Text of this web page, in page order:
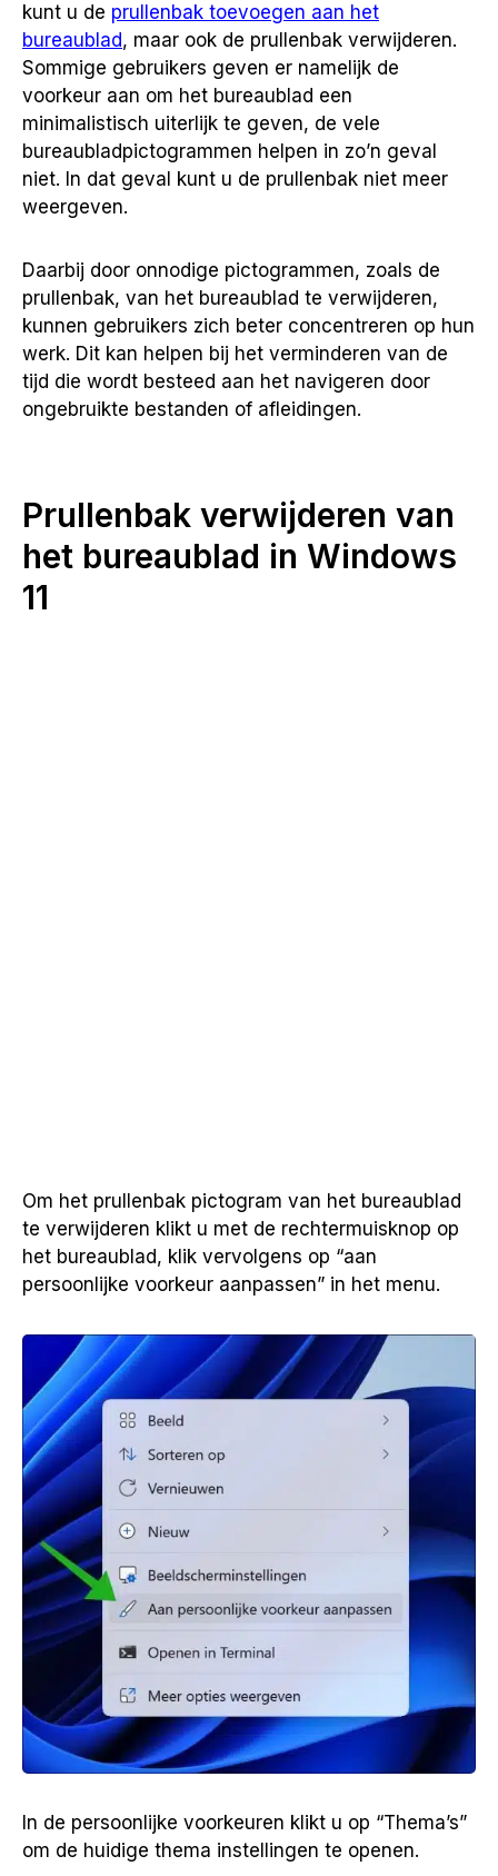
kunt u de prullenbak toevoegen aan het
bureaublad, maar ook de prullenbak verwijderen.
Sommige gebruikers geven er namelijk de
voorkeur aan om het bureaublad een
minimalistisch uiterlijk te geven, de vele
bureaubladpictogrammen helpen in zo’n geval
niet. In dat geval kunt u de prullenbak niet meer
weergeven.
Daarbij door onnodige pictogrammen, zoals de
prullenbak, van het bureaublad te verwijderen,
kunnen gebruikers zich beter concentreren op hun
werk. Dit kan helpen bij het verminderen van de
tijd die wordt besteed aan het navigeren door
ongebruikte bestanden of afleidingen.
Prullenbak verwijderen van
het bureaublad in Windows
11
Om het prullenbak pictogram van het bureaublad
te verwijderen klikt u met de rechtermuisknop op
het bureaublad, klik vervolgens op “aan
persoonlijke voorkeur aanpassen” in het menu.
In de persoonlijke voorkeuren klikt u op “Thema’s”
om de huidige thema instellingen te openen.